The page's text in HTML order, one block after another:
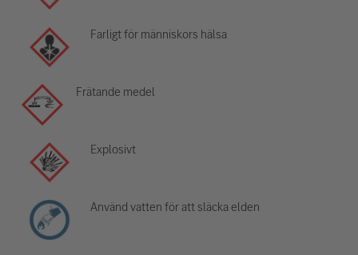
Farligt för människors hälsa
Frätande medel
Explosivt
Använd vatten för att släcka elden